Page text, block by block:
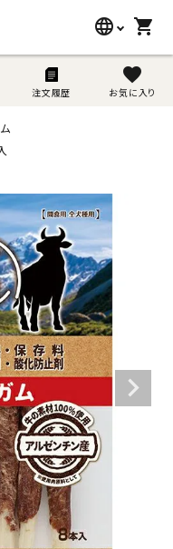
language shopping_cart
注文履歴
favorite
お気に入り
search
新規会員登録